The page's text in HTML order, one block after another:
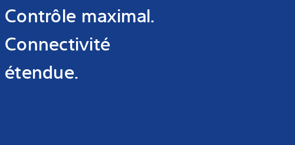
Contrôle maximal.
Connectivité
étendue.